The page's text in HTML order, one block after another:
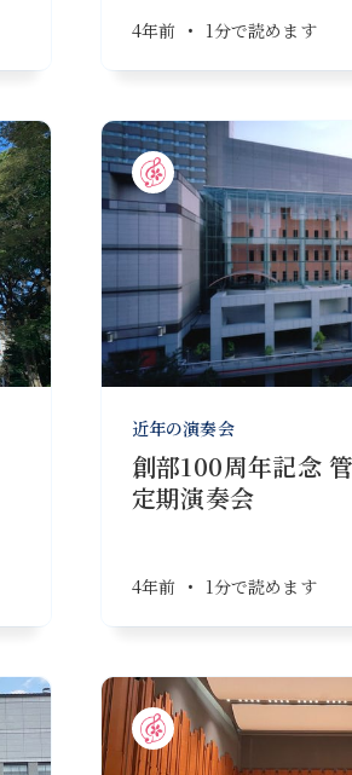
4年前 • 1分で読めます
近年の演奏会
創部100周年記念
定期演奏会
4年前 • 1分で読めます